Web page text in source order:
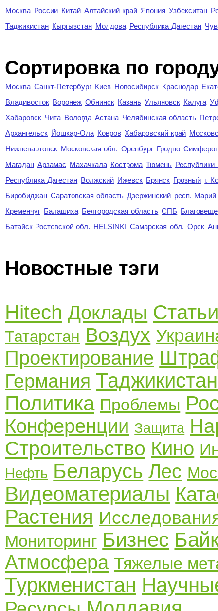
Москва России Китай Алтайский край Япония Узбекситан
Таджикистан Кыргызстан Молдова Республика Дагестан
Cортировка по
Москва Санкт-Петербург Киев Новосибирск Краснодар
Владивосток Воронеж Обнинск Казань Ульяновск Калуга
Хабаровск Чита Вологда Астана Челябинская область
Архангельск Йошкар-Ола Ковров Хабаровский край
Нижневартовск Московская обл. Оренбург Гродно
Магадан Арзамас Махачкала Кострома Тюмень Республики
Республика Дагестан Волжский Ижевск Брянск Грозный г.
Биробиджан Саратовская область Дзержинский респ.
Кременчуг Балашиха Белгородская область СПБ
Батайск Ростовской обл. HELSINKI Самарская обл. Орск
Новостные тэги
Hitech Доклады
Татарстан Воздух
Проектирование
Германия Таджикистан
Политика Проблемы
Конференции Защита
Строительство Кино
Нефть Беларусь Лес
Видеоматериалы
Растения
Мониторинг Бизнес
Атмосфера Тяжелые
Туркменистан